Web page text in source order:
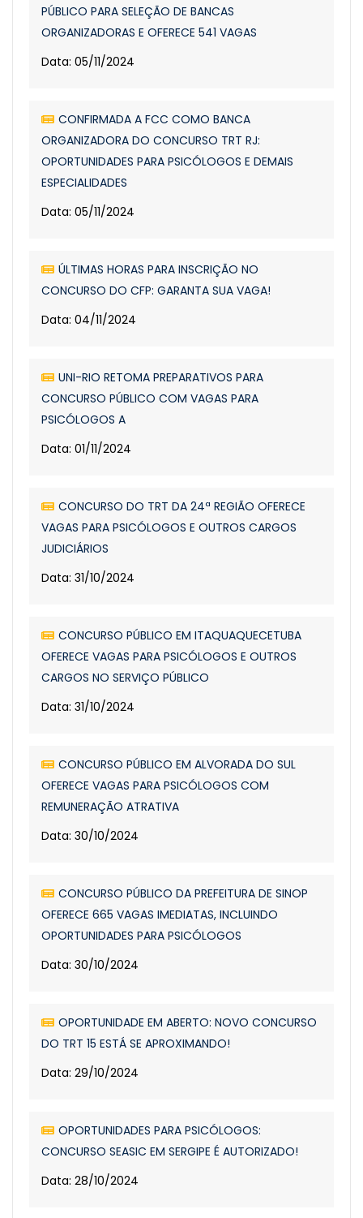
PÚBLICO PARA SELEÇÃO DE BANCAS
ORGANIZADORAS E OFERECE 541 VAGAS
Data: 05/11/2024
CONFIRMADA A FCC COMO BANCA
ORGANIZADORA DO CONCURSO TRT RJ:
OPORTUNIDADES PARA PSICÓLOGOS E DEMAIS
ESPECIALIDADES
Data: 05/11/2024
ÚLTIMAS HORAS PARA INSCRIÇÃO NO
CONCURSO DO CFP: GARANTA SUA VAGA!
Data: 04/11/2024
UNI-RIO RETOMA PREPARATIVOS PARA
CONCURSO PÚBLICO COM VAGAS PARA
PSICÓLOGOS A
Data: 01/11/2024
CONCURSO DO TRT DA 24ª REGIÃO OFERECE
VAGAS PARA PSICÓLOGOS E OUTROS CARGOS
JUDICIÁRIOS
Data: 31/10/2024
CONCURSO PÚBLICO EM ITAQUAQUECETUBA
OFERECE VAGAS PARA PSICÓLOGOS E OUTROS
CARGOS NO SERVIÇO PÚBLICO
Data: 31/10/2024
CONCURSO PÚBLICO EM ALVORADA DO SUL
OFERECE VAGAS PARA PSICÓLOGOS COM
REMUNERAÇÃO ATRATIVA
Data: 30/10/2024
CONCURSO PÚBLICO DA PREFEITURA DE SINOP
OFERECE 665 VAGAS IMEDIATAS, INCLUINDO
OPORTUNIDADES PARA PSICÓLOGOS
Data: 30/10/2024
OPORTUNIDADE EM ABERTO: NOVO CONCURSO
DO TRT 15 ESTÁ SE APROXIMANDO!
Data: 29/10/2024
OPORTUNIDADES PARA PSICÓLOGOS:
CONCURSO SEASIC EM SERGIPE É AUTORIZADO!
Data: 28/10/2024